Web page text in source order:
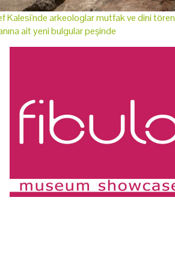
Kalesi'nde arkeologlar mutfak ve dini tören
ait yeni bulgular peşinde